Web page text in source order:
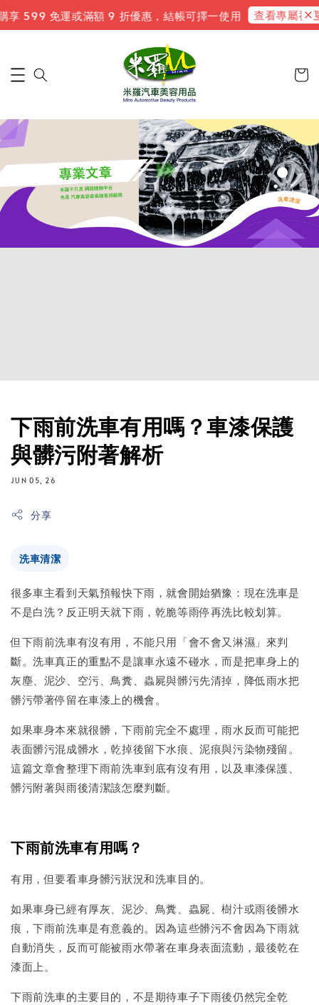
免運或滿額 9 折優惠，結帳可擇一使用 查看專屬禮遇 新
下雨前洗車有用嗎？車漆保護
與髒污附著解析
JUN 05, 26
分享
洗車清潔
很多車主看到天氣預報快下雨，就會開始猶豫：現在洗車是
不是白洗？反正明天就下雨，乾脆等雨停再洗比較划算。
但下雨前洗車有沒有用，不能只用「會不會又淋濕」來判
斷。洗車真正的重點不是讓車永遠不碰水，而是把車身上的
灰塵、泥沙、空污、鳥糞、蟲屍與髒污先清掉，降低雨水把
髒污帶著停留在車漆上的機會。
如果車身本來就很髒，下雨前完全不處理，雨水反而可能把
表面髒污混成髒水，乾掉後留下水痕、泥痕與污染物殘留。
這篇文章會整理下雨前洗車到底有沒有用，以及車漆保護、
髒污附著與雨後清潔該怎麼判斷。
下雨前洗車有用嗎？
有用，但要看車身髒污狀況和洗車目的。
如果車身已經有厚灰、泥沙、鳥糞、蟲屍、樹汁或雨後髒水
痕，下雨前洗車是有意義的。因為這些髒污不會因為下雨就
自動消失，反而可能被雨水帶著在車身表面流動，最後乾在
漆面上。
下雨前洗車的主要目的，不是期待車子下雨後仍然完全乾